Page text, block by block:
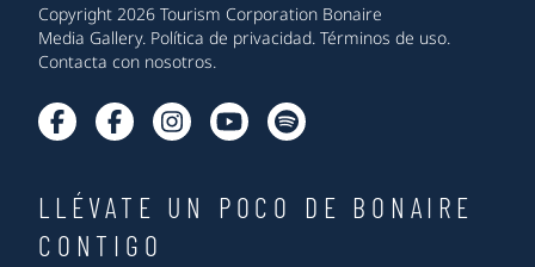
Copyright 2026 Tourism Corporation Bonaire
Media Gallery. Política de privacidad. Términos de uso.
Contacta con nosotros.
LLÉVATE UN POCO DE BONAIRE
CONTIGO